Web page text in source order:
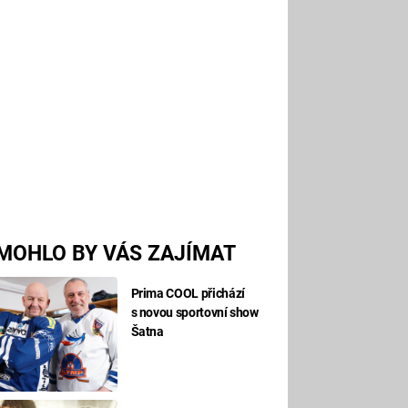
BY VÁS ZAJÍMAT
Prima COOL přichází
s novou sportovní show
Šatna